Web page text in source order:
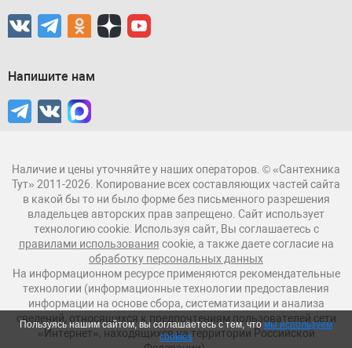
Напишите нам
Наличие и цены уточняйте у наших операторов. © «Сантехника
Тут» 2011-2026. Копирование всех составляющих частей сайта
в какой бы то ни было форме без письменного разрешения
владельцев авторских прав запрещено. Сайт использует
технологию cookie. Используя сайт, Вы соглашаетесь с
правилами использования cookie, а также даете согласие на
обработку персональных данных
На информационном ресурсе применяются рекомендательные
технологии (информационные технологии предоставления
информации на основе сбора, систематизации и анализа
сведений, относящихся к предпочтениям пользователей сети
«Интернет», находящихся на территории Российской
Пользуясь нашим сайтом, вы соглашаетесь с тем, чтомы используем
cookies